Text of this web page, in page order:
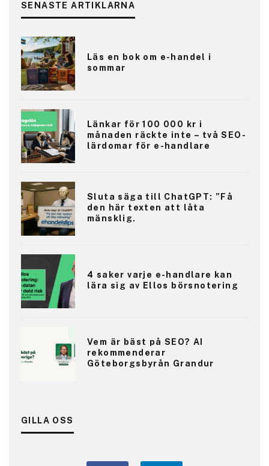
SENASTE ARTIKLARNA
Läs en bok om e-handel i
sommar
Länkar för 100 000 kr i
månaden räckte inte – två SEO-
lärdomar för e-handlare
Sluta säga till ChatGPT: ”Få
den här texten att låta
mänsklig.
4 saker varje e-handlare kan
lära sig av Ellos börsnotering
Vem är bäst på SEO? AI
rekommenderar
Göteborgsbyrån Grandur
GILLA OSS